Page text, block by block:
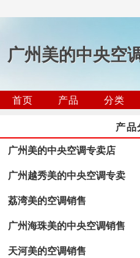
广州美的中央空
首页 产品 分类
产品
广州美的中央空调专卖店
广州越秀美的中央空调专卖
荔湾美的空调销售
广州海珠美的中央空调销售
天河美的空调销售